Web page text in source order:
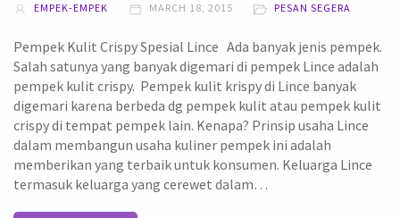
EMPEK-EMPEK MARCH 18, 2015 PESAN SEGERA
Pempek Kulit Crispy Spesial Lince Ada banyak jenis pempek.
Salah satunya yang banyak digemari di pempek Lince adalah
pempek kulit crispy. Pempek kulit krispy di Lince banyak
digemari karena berbeda dg pempek kulit atau pempek kulit
crispy di tempat pempek lain. Kenapa? Prinsip usaha Lince
dalam membangun usaha kuliner pempek ini adalah
memberikan yang terbaik untuk konsumen. Keluarga Lince
termasuk keluarga yang cerewet dalam…